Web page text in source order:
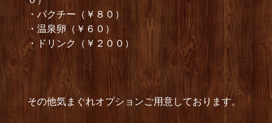
・パクチー（￥８０）
・温泉卵（￥６０）
・ドリンク（￥２００）
その他気まぐれオプションご用意しております。